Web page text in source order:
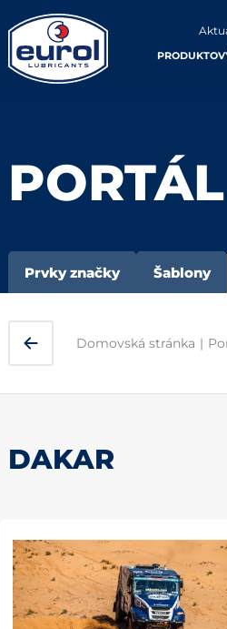
Prvky značky Šablony
Domovská stránka |
DAKAR